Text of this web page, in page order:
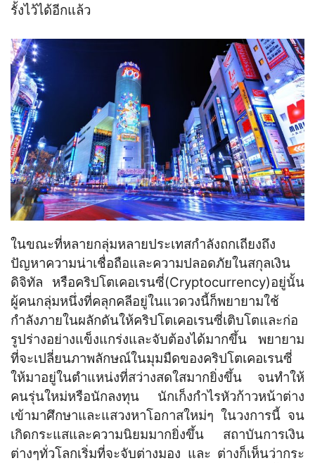
รั้งไว้ได้อีกแล้ว
ในขณะที่หลายกลุ่มหลายประเทสกำลังถกเถียงถึง
ปัญหาความน่าเชื่อถือและความปลอดภัยในสกุลเงิน
ดิจิทัล หรือคริปโตเคอเรนซี่(Cryptocurrency)อยู่นั้น
ผู้คนกลุ่มหนึ่งที่คลุกคลีอยู่ในแวดวงนี้ก็พยายามใช้
กำลังภายในผลักดันให้คริปโตเคอเรนซี่เติบโตและก่อ
รูปร่างอย่างแข็งแกร่งและจับต้องได้มากขึ้น พยายาม
ที่จะเปลี่ยนภาพลักษณ์ในมุมมืดของคริปโตเคอเรนซี่
ให้มาอยู่ในตำแหน่งที่สว่างสดใสมากยิ่งขึ้น จนทำให้
คนรุ่นใหม่หรือนักลงทุน นักเก็งกำไรหัวก้าวหน้าต่าง
เข้ามาศึกษาและแสวงหาโอกาสใหม่ๆ ในวงการนี้ จน
เกิดกระแสและความนิยมมากยิ่งขึ้น สถาบันการเงิน
ต่างๆทั่วโลกเริ่มที่จะจับต่างมอง และ ต่างก็เห็นว่ากระ